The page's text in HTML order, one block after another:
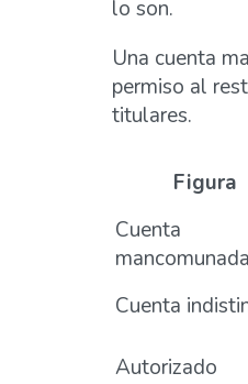
lo son.
Una cuenta
permiso al
titulares.
Figura
Cuenta
mancomunada
Cuenta
Autorizado